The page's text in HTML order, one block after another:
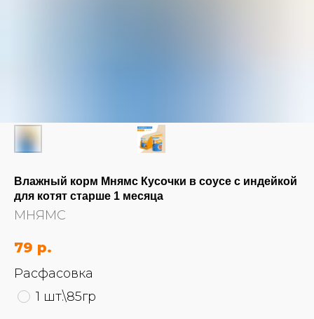
Влажный корм Мнямс Кусочки в соусе с индейкой
для котят старше 1 месяца
МНЯМС
79 р.
Расфасовка
1 шт.\85гр